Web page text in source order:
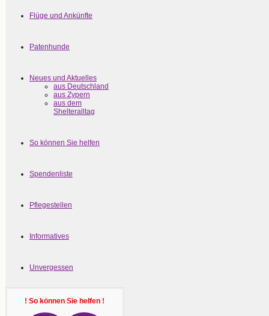
Flüge und Ankünfte
Patenhunde
Neues und Aktuelles
aus Deutschland
aus Zypern
aus dem
Shelteralltag
So können Sie helfen
Spendenliste
Pflegestellen
Informatives
Unvergessen
! So können Sie helfen !